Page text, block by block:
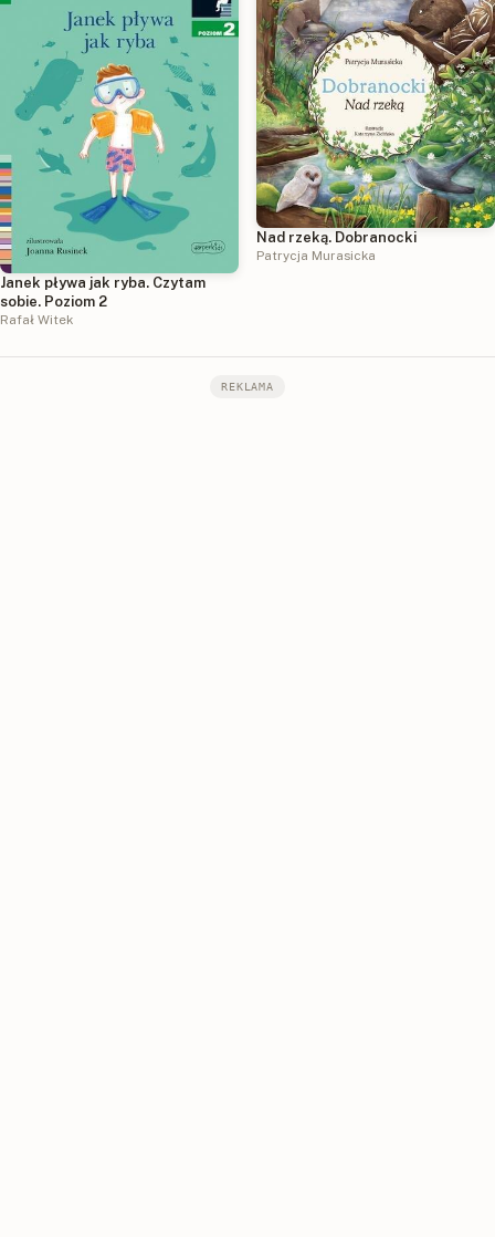
Janek pływa jak ryba. Czytam
sobie. Poziom 2
Rafał Witek
Nad rzeką. Dobranocki
Patrycja Murasicka
REKLAMA